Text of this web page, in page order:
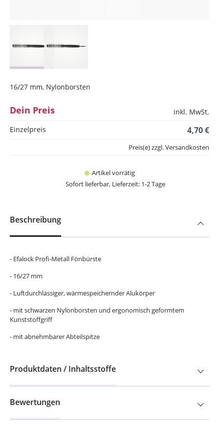
16/27 mm, Nylonborsten
Dein Preis
inkl. MwSt.
Einzelpreis
4,70 €
Artikel vorrätig
Sofort lieferbar, Lieferzeit: 1-2 Tage
Preis(e) zzgl. Versandkosten
Beschreibung
- Efalock Profi-Metall Fönbürste
- 16/27 mm
- Luftdurchlässiger, wärmespeichernder Alukörper
- mit schwarzen Nylonborsten und ergonomisch geformtem
Kunststoffgriff
- mit abnehmbarer Abteilspitze
Produktdaten / Inhaltsstoffe
Bewertungen